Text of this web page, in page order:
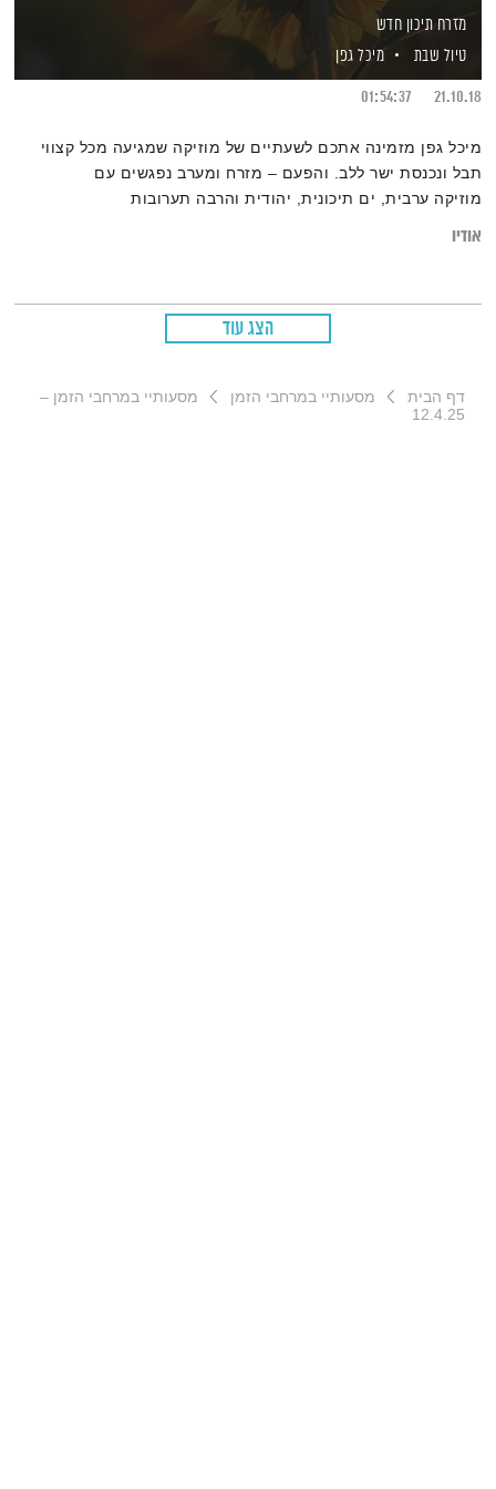
מזרח תיכון חדש
טיול שבת
מיכל גפן
21.10.18
01:54:37
מיכל גפן מזמינה אתכם לשעתיים של מוזיקה שמגיעה מכל קצווי
תבל ונכנסת ישר ללב. והפעם – מזרח ומערב נפגשים עם
מוזיקה ערבית, ים תיכונית, יהודית והרבה תערובות
אודיו
הצג עוד
דף הבית מסעותיי במרחבי הזמן
מסעותיי במרחבי הזמן –
12.4.25